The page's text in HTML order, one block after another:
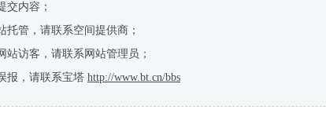
交内容；
托管，请联系空间提供商；
站访客，请联系网站管理员；
报，请联系宝塔 http://www.bt.cn/bbs